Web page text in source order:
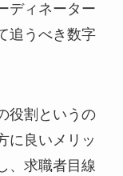
ディネーター
追うべき数字
役割というの
に良いメリッ
、求職者目線